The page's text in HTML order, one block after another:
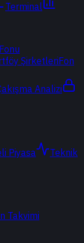
Terminal
ŞirketleriFon
Analizi
Piyasa
Teknik
Takvimi